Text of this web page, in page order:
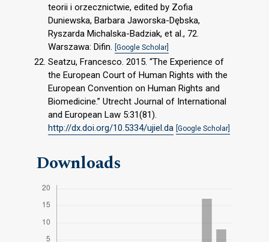
teorii i orzecznictwie, edited by Zofia
Duniewska, Barbara Jaworska-Dębska,
Ryszarda Michalska-Badziak, et al., 72.
Warszawa: Difin.
[Google Scholar]
Seatzu, Francesco. 2015. “The Experience of
the European Court of Human Rights with the
European Convention on Human Rights and
Biomedicine.” Utrecht Journal of International
and European Law 5:31(81).
http://dx.doi.org/10.5334/ujiel.da [Google Scholar]
Downloads